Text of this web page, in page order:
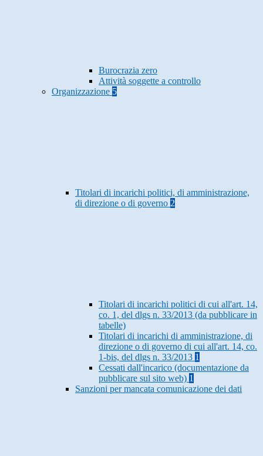
Burocrazia zero
Attività soggette a controllo
Organizzazione 5
Titolari di incarichi politici, di amministrazione,
di direzione o di governo 2
Titolari di incarichi politici di cui all'art. 14,
co. 1, del dlgs n. 33/2013 (da pubblicare in
tabelle)
Titolari di incarichi di amministrazione, di
direzione o di governo di cui all'art. 14, co.
1-bis, del dlgs n. 33/2013 1
Cessati dall'incarico (documentazione da
pubblicare sul sito web) 1
Sanzioni per mancata comunicazione dei dati